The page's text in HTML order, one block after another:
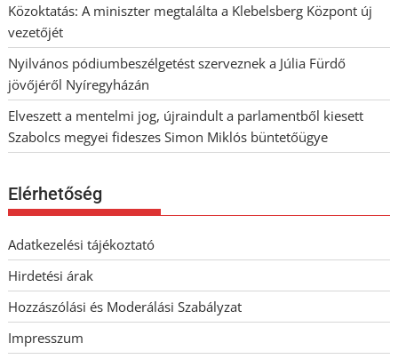
Közoktatás: A miniszter megtalálta a Klebelsberg Központ új
vezetőjét
Nyilvános pódiumbeszélgetést szerveznek a Júlia Fürdő
jövőjéről Nyíregyházán
Elveszett a mentelmi jog, újraindult a parlamentből kiesett
Szabolcs megyei fideszes Simon Miklós büntetőügye
Elérhetőség
Adatkezelési tájékoztató
Hirdetési árak
Hozzászólási és Moderálási Szabályzat
Impresszum